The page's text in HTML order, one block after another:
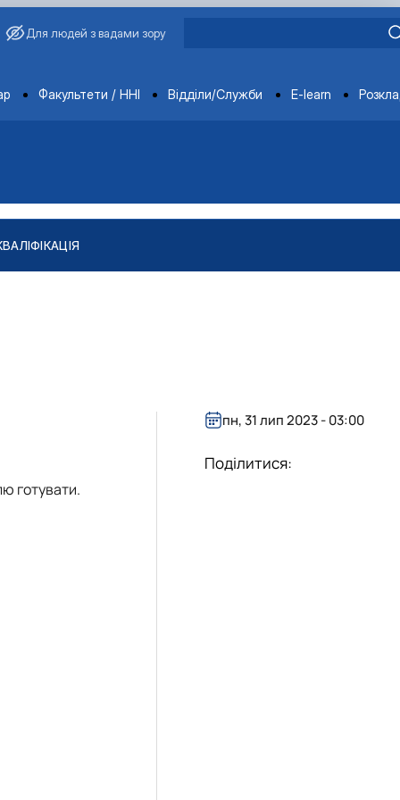
Для людей з вадами зору
Факультети / ННІ Відділи/Служби E-learn
якістю і безпечністю продукції …
готувати.
пн, 31 лип 2023 - 03:00
Поділитися: